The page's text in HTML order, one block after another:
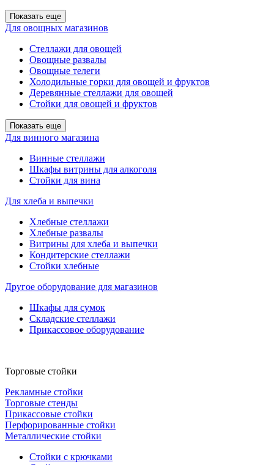
Показать еще
Для овощных магазинов
Стеллажи для овощей
Овощные развалы
Овощные телеги
Холодильные горки для овощей и фруктов
Деревянные стеллажи для овощей
Стойки для овощей и фруктов
Показать еще
Для винного магазина
Винные стеллажи
Шкафы витрины для алкоголя
Стойки для вина
Для хлеба и выпечки
Хлебные стеллажи
Хлебные развалы
Витрины для хлеба и выпечки
Кондитерские стеллажи
Стойки хлебные
Другое оборудование для магазинов
Шкафы для сумок
Складские стеллажи
Прикассовое оборудование
Торговые стойки
Рекламные стойки
Торговые стенды
Прикассовые стойки
Перфорированные стойки
Металлические стойки
Стойки с крючками